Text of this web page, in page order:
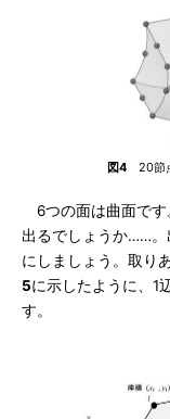
図4 20節
6つの面は曲面です
出るでしょうか……。
にしましょう。取り
5に示したように、1
す。